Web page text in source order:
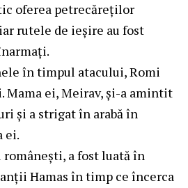
oferea petrecăreților
rutele de ieșire au fost
în timpul atacului, Romi
Mama ei, Meirav, și-a amintit
și a strigat în arabă în
ei.
a fost luată în
Hamas în timp ce încerca